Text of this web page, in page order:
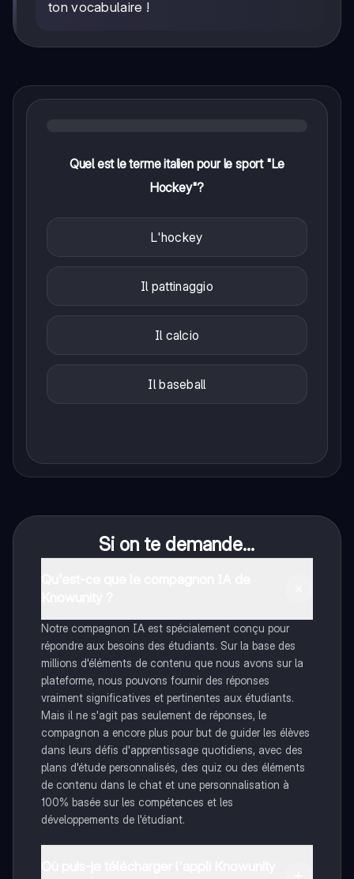
ton vocabulaire !
Quel est le terme italien pour le sport "Le
Hockey"?
L'hockey
Il pattinaggio
Il calcio
Il baseball
Si on te demande...
Notre compagnon IA est spécialement conçu pour
répondre aux besoins des étudiants. Sur la base des
millions d'éléments de contenu que nous avons sur la
plateforme, nous pouvons fournir des réponses
vraiment significatives et pertinentes aux étudiants.
Mais il ne s'agit pas seulement de réponses, le
compagnon a encore plus pour but de guider les élèves
dans leurs défis d'apprentissage quotidiens, avec des
plans d'étude personnalisés, des quiz ou des éléments
de contenu dans le chat et une personnalisation à
100% basée sur les compétences et les
développements de l'étudiant.